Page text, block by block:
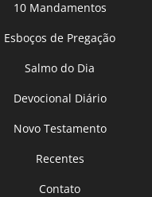
10 Mandamentos
Esboços de Pregação
Salmo do Dia
Devocional Diário
Novo Testamento
Recentes
Contato